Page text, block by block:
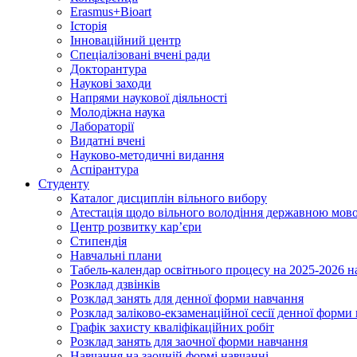
Erasmus+Bioart
Історія
Інноваційний центр
Спеціалізовані вчені ради
Докторантура
Наукові заходи
Напрями наукової діяльності
Молодіжна наука
Лабораторії
Видатні вчені
Науково-методичні видання
Аспірантура
Студенту
Каталог дисциплін вільного вибору
Атестація щодо вільного володіння державною
Центр розвитку кар’єри
Стипендія
Навчальні плани
Табель-календар освітнього процесу на 2025-2026
Розклад дзвінків
Розклад занять для денної форми навчання
Розклад заліково-екзаменаційної сесії денної
Графік захисту кваліфікаційних робіт
Розклад занять для заочної форми навчання